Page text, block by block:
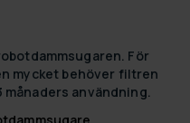
För
mycket behöver filtren
användning.